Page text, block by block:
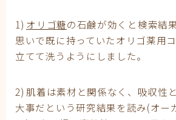
1) オリゴ糖の石鹸が効くと検索結
思いで既に持っていたオリゴ薬用
立てて洗うようにしました。
2) 肌着は素材と関係なく、吸収性
大事だという研究結果を読み(オー